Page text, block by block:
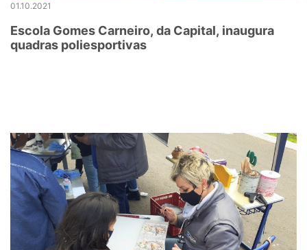
01.10.2021
Escola Gomes Carneiro, da Capital, inaugura
quadras poliesportivas